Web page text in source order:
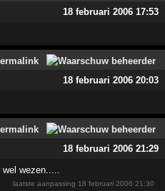
18 februari 2006 17:53
18 februari 2006 20:03
18 februari 2006 21:29
wezen.....
laatste aanpassing 18 februari 2006 21:30